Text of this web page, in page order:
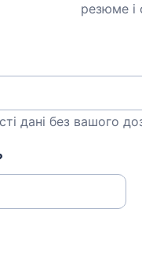
резюме і
дані без вашого